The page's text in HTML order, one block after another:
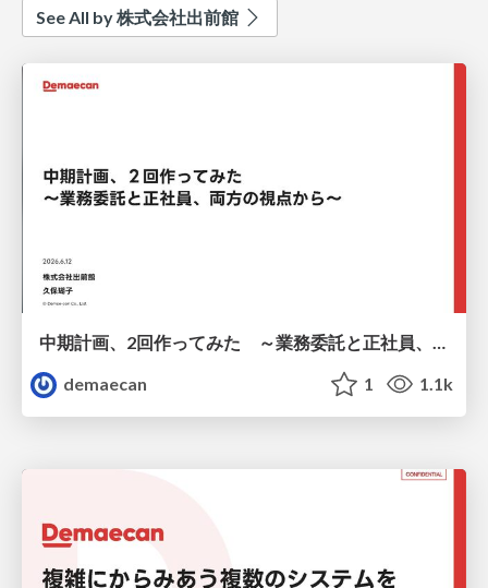
See All by 株式会社出前館
中期計画、2回作ってみた ～業務委託と正社員、両方の視点から～
demaecan
1 1.1k